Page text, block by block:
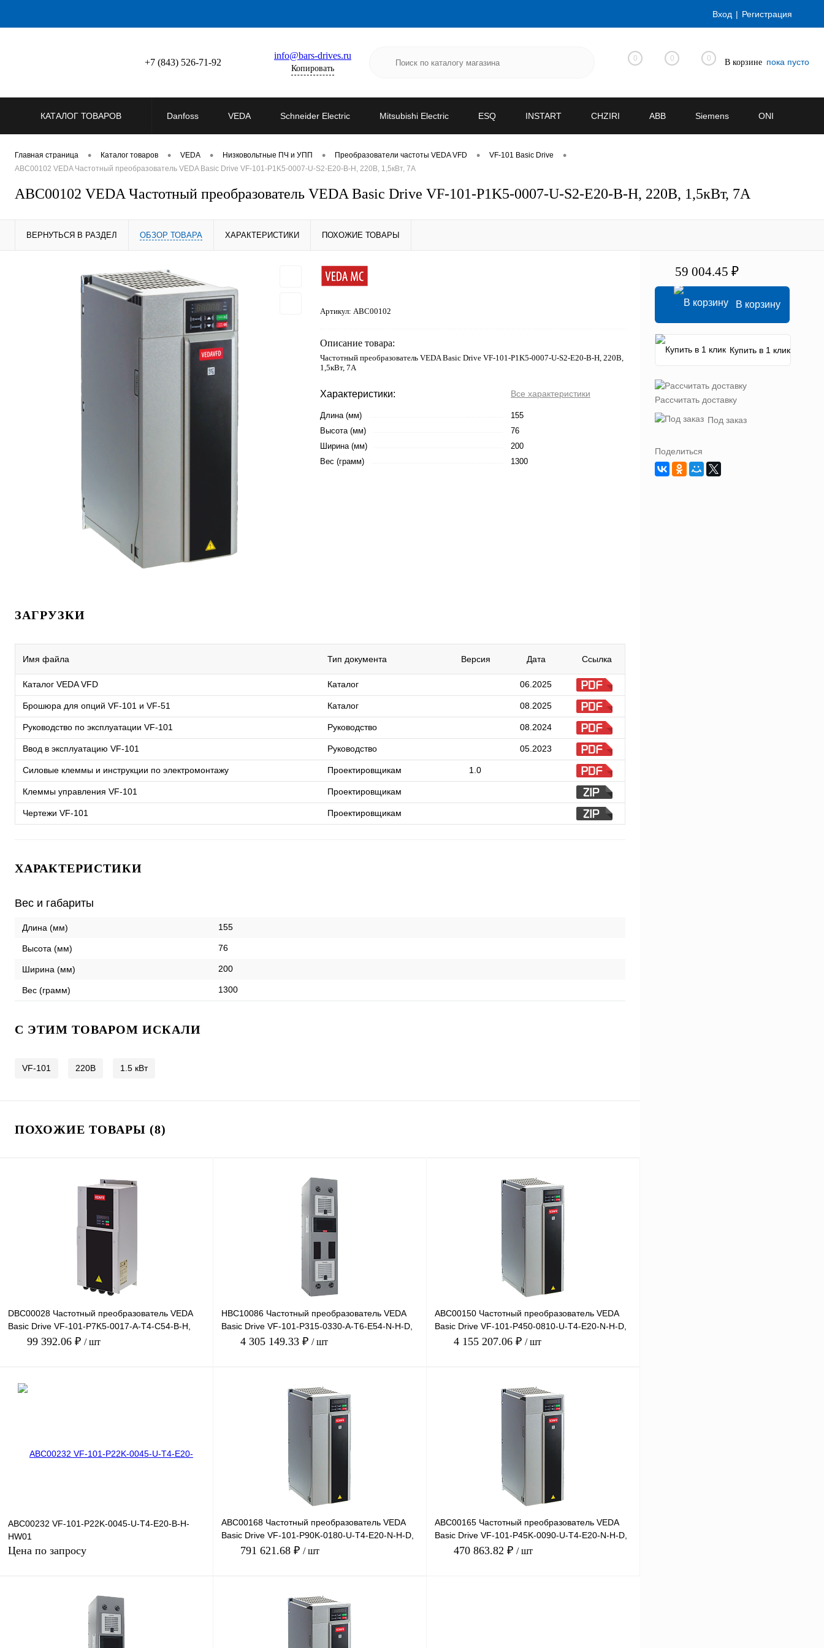
Вход Регистрация
+7 (843) 526-71-92
info@bars-drives.ru
Копировать
0 0 0 В корзине пока пусто
КАТАЛОГ ТОВАРОВ Danfoss VEDA Schneider Electric Mitsubishi Electric ESQ INSTART CHZIRI ABB Siemens ONI
Главная страница • Каталог товаров • VEDA • Низковольтные ПЧ и УПП • Преобразователи частоты VEDA VFD • VF-101 Basic Drive •
ABC00102 VEDA Частотный преобразователь VEDA Basic Drive VF-101-P1K5-0007-U-S2-E20-B-H, 220В, 1,5кВт, 7А
ABC00102 VEDA Частотный преобразователь VEDA Basic Drive VF-101-P1K5-0007-U-S2-E20-B-H, 220В, 1,5кВт, 7А
ВЕРНУТЬСЯ В РАЗДЕЛ ОБЗОР ТОВАРА ХАРАКТЕРИСТИКИ ПОХОЖИЕ ТОВАРЫ
Артикул: ABC00102
Описание товара:
Частотный преобразователь VEDA Basic Drive VF-101-P1K5-0007-U-S2-E20-B-H, 220В,
1,5кВт, 7А
Характеристики: Все характеристики
Длина (мм)
155
Высота (мм)
76
Ширина (мм)
200
Вес (грамм)
1300
ЗАГРУЗКИ
Имя файла Тип документа Версия Дата Ссылка
Каталог VEDA VFD Каталог 06.2025
Брошюра для опций VF-101 и VF-51 Каталог 08.2025
Руководство по эксплуатации VF-101 Руководство 08.2024
Ввод в эксплуатацию VF-101 Руководство 05.2023
Силовые клеммы и инструкции по электромонтажу Проектировщикам 1.0
Клеммы управления VF-101 Проектировщикам
Чертежи VF-101 Проектировщикам
ХАРАКТЕРИСТИКИ
Вес и габариты
Длина (мм) 155
Высота (мм) 76
Ширина (мм) 200
Вес (грамм) 1300
C ЭТИМ ТОВАРОМ ИСКАЛИ
VF-101 220В 1.5 кВт
ПОХОЖИЕ ТОВАРЫ (8)
DBC00028 Частотный преобразователь VEDA
Basic Drive VF-101-P7K5-0017-A-T4-C54-B-H,
380В, IP54
99 392.06 ₽ / шт
HBC10086 Частотный преобразователь VEDA
Basic Drive VF-101-P315-0330-A-T6-E54-N-H-D,
660В, 315кВт, 3
4 305 149.33 ₽ / шт
В корзину
Сравнение
ABC00150 Частотный преобразователь VEDA
Basic Drive VF-101-P450-0810-U-T4-E20-N-H-D,
380В, 450кВт, 8
4 155 207.06 ₽ / шт
В корзину
Сравнение
ABC00232 VF-101-P22K-0045-U-T4-E20-B-H-
HW01
Цена по запросу
Запросить цену
ABC00168 Частотный преобразователь VEDA
Basic Drive VF-101-P90K-0180-U-T4-E20-N-H-D,
380В, 90кВт, 18
791 621.68 ₽ / шт
В корзину
Сравнение
ABC00165 Частотный преобразователь VEDA
Basic Drive VF-101-P45K-0090-U-T4-E20-N-H-D,
380В, 45кВт, 90
470 863.82 ₽ / шт
59 004.45 ₽
В корзину
Купить в 1 клик
Рассчитать доставку
Под заказ
Поделиться